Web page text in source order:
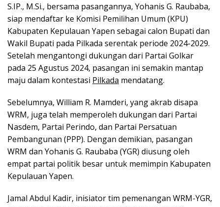
S.IP., M.Si., bersama pasangannya, Yohanis G. Raubaba,
siap mendaftar ke Komisi Pemilihan Umum (KPU)
Kabupaten Kepulauan Yapen sebagai calon Bupati dan
Wakil Bupati pada Pilkada serentak periode 2024-2029.
Setelah mengantongi dukungan dari Partai Golkar
pada 25 Agustus 2024, pasangan ini semakin mantap
maju dalam kontestasi Pilkada mendatang.
Sebelumnya, William R. Mamderi, yang akrab disapa
WRM, juga telah memperoleh dukungan dari Partai
Nasdem, Partai Perindo, dan Partai Persatuan
Pembangunan (PPP). Dengan demikian, pasangan
WRM dan Yohanis G. Raubaba (YGR) diusung oleh
empat partai politik besar untuk memimpin Kabupaten
Kepulauan Yapen.
Jamal Abdul Kadir, inisiator tim pemenangan WRM-YGR,